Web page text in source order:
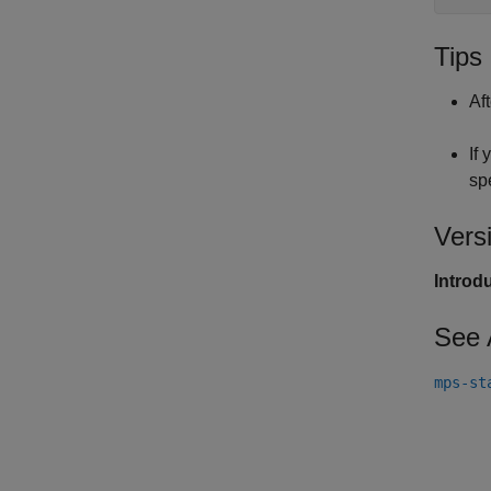
Tips
If
See
mps-